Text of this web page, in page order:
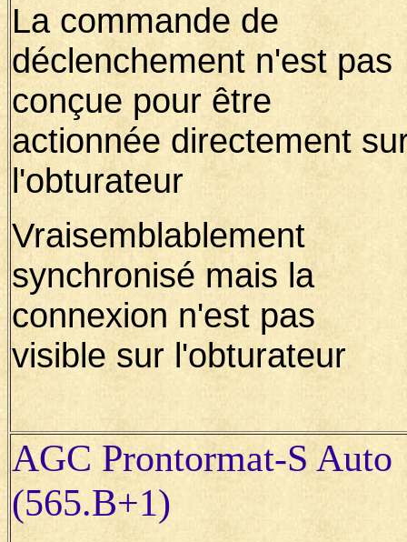
La commande de
déclenchement n'est pas
conçue pour être
actionnée directement
l'obturateur
Vraisemblablement
synchronisé mais la
connexion n'est pas
visible sur l'obturateur
AGC Prontormat-S Auto
(565.B+1)